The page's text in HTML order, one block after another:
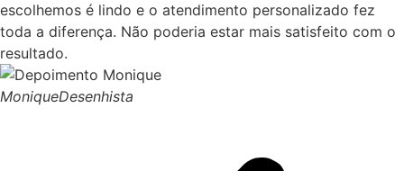
escolhemos é lindo e o atendimento personalizado fez
toda a diferença. Não poderia estar mais satisfeito com o
resultado.
MoniqueDesenhista